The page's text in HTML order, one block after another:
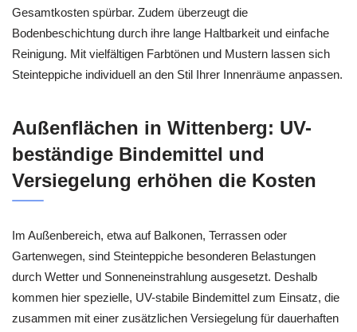
Gesamtkosten spürbar. Zudem überzeugt die
Bodenbeschichtung durch ihre lange Haltbarkeit und einfache
Reinigung. Mit vielfältigen Farbtönen und Mustern lassen sich
Steinteppiche individuell an den Stil Ihrer Innenräume anpassen.
Außenflächen in Wittenberg: UV-
beständige Bindemittel und
Versiegelung erhöhen die Kosten
Im Außenbereich, etwa auf Balkonen, Terrassen oder
Gartenwegen, sind Steinteppiche besonderen Belastungen
durch Wetter und Sonneneinstrahlung ausgesetzt. Deshalb
kommen hier spezielle, UV-stabile Bindemittel zum Einsatz, die
zusammen mit einer zusätzlichen Versiegelung für dauerhaften